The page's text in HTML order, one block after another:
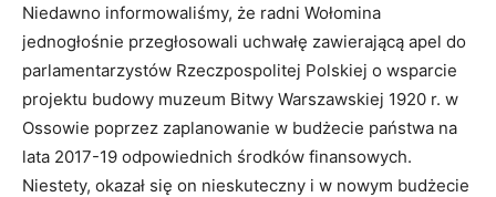
Niedawno informowaliśmy, że radni Wołomina
jednogłośnie przegłosowali uchwałę zawierającą apel do
parlamentarzystów Rzeczpospolitej Polskiej o wsparcie
projektu budowy muzeum Bitwy Warszawskiej 1920 r. w
Ossowie poprzez zaplanowanie w budżecie państwa na
lata 2017-19 odpowiednich środków finansowych.
Niestety, okazał się on nieskuteczny i w nowym budżecie